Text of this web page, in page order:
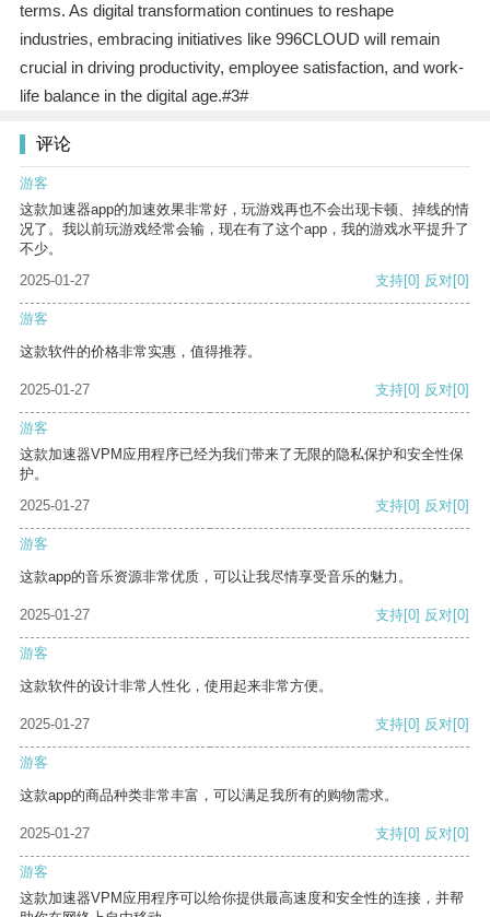
terms. As digital transformation continues to reshape
industries, embracing initiatives like 996CLOUD will remain
crucial in driving productivity, employee satisfaction, and work-
life balance in the digital age.#3#
评论
游客
这款加速器app的加速效果非常好，玩游戏再也不会出现卡顿、掉线的情
况了。我以前玩游戏经常会输，现在有了这个app，我的游戏水平提升了
不少。
2025-01-27
支持[0] 反对[0]
游客
这款软件的价格非常实惠，值得推荐。
2025-01-27 支持[0] 反对[0]
游客
这款加速器VPM应用程序已经为我们带来了无限的隐私保护和安全性保
护。
2025-01-27
支持[0] 反对[0]
游客
这款app的音乐资源非常优质，可以让我尽情享受音乐的魅力。
2025-01-27 支持[0] 反对[0]
游客
这款软件的设计非常人性化，使用起来非常方便。
2025-01-27 支持[0] 反对[0]
游客
这款app的商品种类非常丰富，可以满足我所有的购物需求。
2025-01-27 支持[0] 反对[0]
游客
这款加速器VPM应用程序可以给你提供最高速度和安全性的连接，并帮